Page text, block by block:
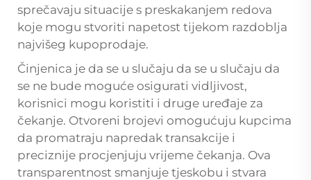
sprečavaju situacije s preskakanjem redova
koje mogu stvoriti napetost tijekom razdoblja
najvišeg kupoprodaje.
Činjenica je da se u slučaju da se u slučaju da
se ne bude moguće osigurati vidljivost,
korisnici mogu koristiti i druge uređaje za
čekanje. Otvoreni brojevi omogućuju kupcima
da promatraju napredak transakcije i
preciznije procjenjuju vrijeme čekanja. Ova
transparentnost smanjuje tjeskobu i stvara